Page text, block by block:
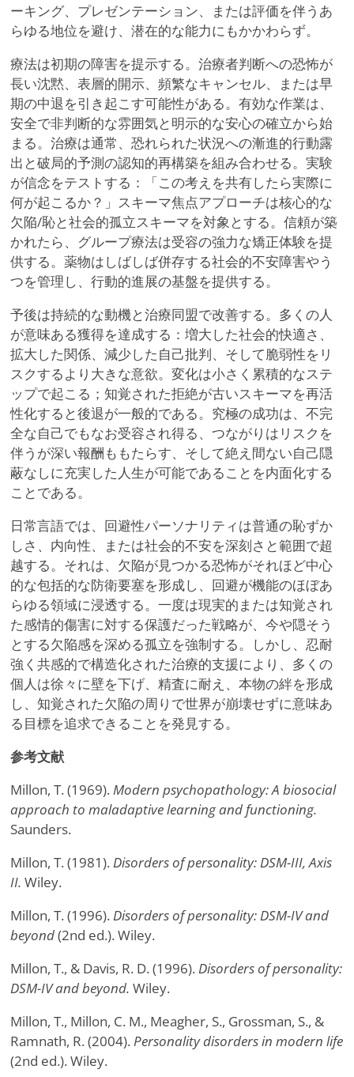
ーキング、プレゼンテーション、または評価を伴うあ
らゆる地位を避け、潜在的な能力にもかかわらず。
療法は初期の障害を提示する。治療者判断への恐怖が
長い沈黙、表層的開示、頻繁なキャンセル、または早
期の中退を引き起こす可能性がある。有効な作業は、
安全で非判断的な雰囲気と明示的な安心の確立から始
まる。治療は通常、恐れられた状況への漸進的行動露
出と破局的予測の認知的再構築を組み合わせる。実験
が信念をテストする：「この考えを共有したら実際に
何が起こるか？」スキーマ焦点アプローチは核心的な
欠陥/恥と社会的孤立スキーマを対象とする。信頼が築
かれたら、グループ療法は受容の強力な矯正体験を提
供する。薬物はしばしば併存する社会的不安障害やう
つを管理し、行動的進展の基盤を提供する。
予後は持続的な動機と治療同盟で改善する。多くの人
が意味ある獲得を達成する：増大した社会的快適さ、
拡大した関係、減少した自己批判、そして脆弱性をリ
スクするより大きな意欲。変化は小さく累積的なステ
ップで起こる；知覚された拒絶が古いスキーマを再活
性化すると後退が一般的である。究極の成功は、不完
全な自己でもなお受容され得る、つながりはリスクを
伴うが深い報酬ももたらす、そして絶え間ない自己隠
蔽なしに充実した人生が可能であることを内面化する
ことである。
日常言語では、回避性パーソナリティは普通の恥ずか
しさ、内向性、または社会的不安を深刻さと範囲で超
越する。それは、欠陥が見つかる恐怖がそれほど中心
的な包括的な防衛要塞を形成し、回避が機能のほぼあ
らゆる領域に浸透する。一度は現実的または知覚され
た感情的傷害に対する保護だった戦略が、今や隠そう
とする欠陥感を深める孤立を強制する。しかし、忍耐
強く共感的で構造化された治療的支援により、多くの
個人は徐々に壁を下げ、精査に耐え、本物の絆を形成
し、知覚された欠陥の周りで世界が崩壊せずに意味あ
る目標を追求できることを発見する。
参考文献
Millon, T. (1969). Modern psychopathology: A biosocial
approach to maladaptive learning and functioning.
Saunders.
Millon, T. (1981). Disorders of personality: DSM-III, Axis
II. Wiley.
Millon, T. (1996). Disorders of personality: DSM-IV and
beyond(2nd ed.). Wiley.
Millon, T., & Davis, R. D. (1996). Disorders of personality:
DSM-IV and beyond. Wiley.
Millon, T., Millon, C. M., Meagher, S., Grossman, S., &
Ramnath, R. (2004). Personality disorders in modern life
(2nd ed.). Wiley.